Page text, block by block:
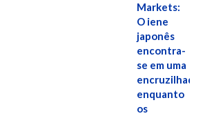
Markets:
O iene
japonês
encontra-
se em uma
encruzilhada
enquanto
os